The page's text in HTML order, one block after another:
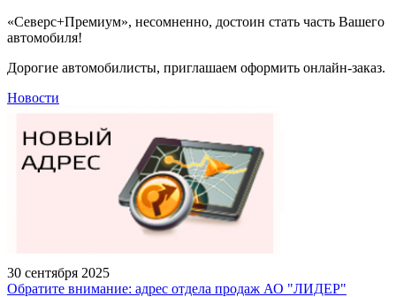
«Северс+Премиум», несомненно, достоин стать часть Вашего
автомобиля!
Дорогие автомобилисты, приглашаем оформить онлайн-заказ.
Новости
30 сентября 2025
Обратите внимание: адрес отдела продаж АО "ЛИДЕР"